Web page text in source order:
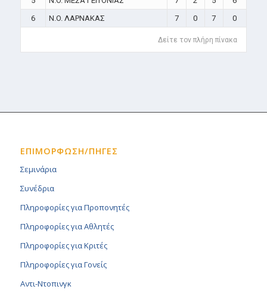
6
N.O. ΛΑΡΝΑΚΑΣ 7 0 7 0
Δείτε τον πλήρη πίνακα
ΕΠΙΜΟΡΦΩΣΗ/ΠΗΓΕΣ
Σεμινάρια
Συνέδρια
Πληροφορίες για Προπονητές
Πληροφορίες για Αθλητές
Πληροφορίες για Κριτές
Πληροφορίες για Γονείς
Αντι-Ντοπινγκ